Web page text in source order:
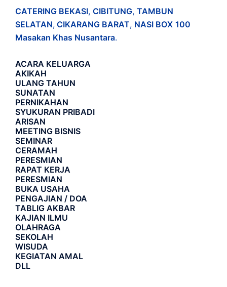
CATERING BEKASI, CIBITUNG, TAMBUN
SELATAN, CIKARANG BARAT, NASI BOX 100
Masakan Khas Nusantara.
ACARA KELUARGA
AKIKAH
ULANG TAHUN
SUNATAN
PERNIKAHAN
SYUKURAN PRIBADI
ARISAN
MEETING BISNIS
SEMINAR
CERAMAH
PERESMIAN
RAPAT KERJA
PERESMIAN
BUKA USAHA
PENGAJIAN / DOA
TABLIG AKBAR
KAJIAN ILMU
OLAHRAGA
SEKOLAH
WISUDA
KEGIATAN AMAL
DLL